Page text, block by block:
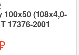
(108х4,0-
17376-2001